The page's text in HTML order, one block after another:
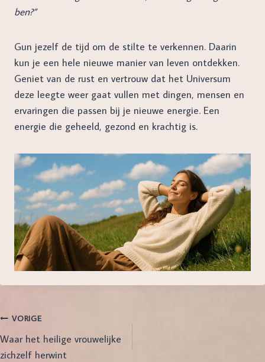
ben?”
Gun jezelf de tijd om de stilte te verkennen. Daarin
kun je een hele nieuwe manier van leven ontdekken.
Geniet van de rust en vertrouw dat het Universum
deze leegte weer gaat vullen met dingen, mensen en
ervaringen die passen bij je nieuwe energie. Een
energie die geheeld, gezond en krachtig is.
Bericht
navigatie
VORIGE
Waar het heilige vrouwelijke
zichzelf herwint